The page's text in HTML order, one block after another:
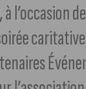
l’occasion